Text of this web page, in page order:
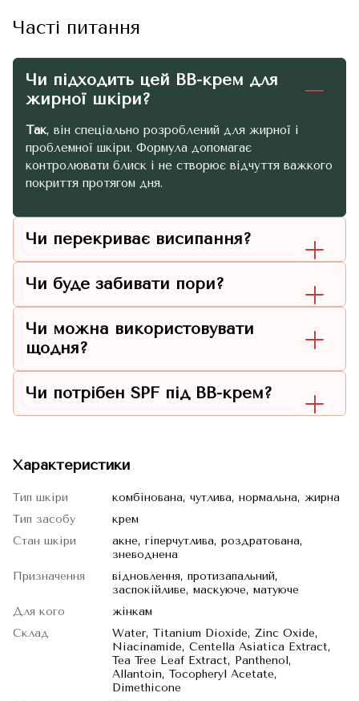
Часті питання
Чи підходить цей BB-крем для
жирної шкіри?
Так, він спеціально розроблений для жирної і
проблемної шкіри. Формула допомагає
контролювати блиск і не створює відчуття важкого
покриття протягом дня.
Чи перекриває висипання?
Чи буде забивати пори?
Чи можна використовувати
щодня?
Чи потрібен SPF під BB-крем?
Характеристики
Тип шкіри
комбінована, чутлива, нормальна, жирна
Тип засобу
крем
Стан шкіри
акне, гіперчутлива, роздратована,
зневоднена
Призначення
відновлення, протизапальний,
заспокійливе, маскуюче, матуюче
Для кого
жінкам
Склад
Water, Titanium Dioxide, Zinc Oxide,
Niacinamide, Centella Asiatica Extract,
Tea Tree Leaf Extract, Panthenol,
Allantoin, Tocopheryl Acetate,
Dimethicone